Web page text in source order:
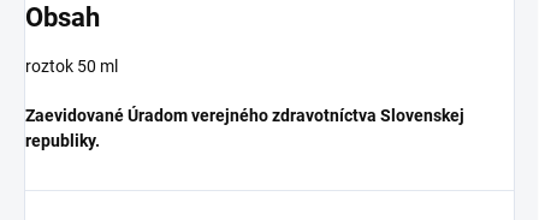
Obsah
roztok 50 ml
Zaevidované Úradom verejného zdravotníctva Slovenskej
republiky.